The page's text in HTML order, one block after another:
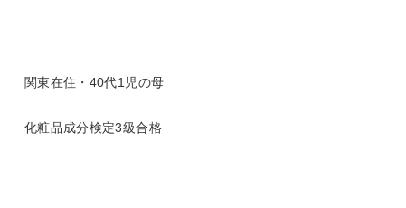
関東在住・40代1児の母
化粧品成分検定3級合格